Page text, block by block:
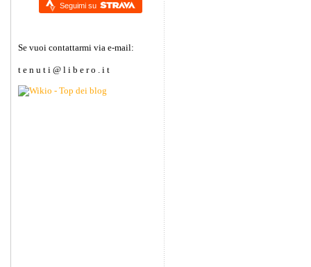
Seguimi su
Se vuoi contattarmi via e-mail:
t e n u t i @ l i b e r o . i t